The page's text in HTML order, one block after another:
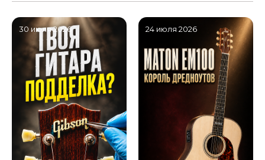
30 июля 2026 24 июля 2026